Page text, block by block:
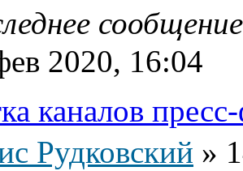
2020, 16:04
каналов
Рудковский »